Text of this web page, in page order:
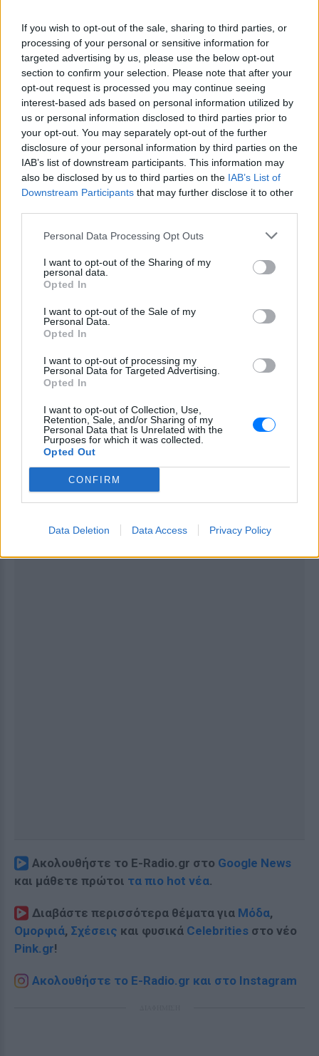
If you wish to opt-out of the sale, sharing to third parties, or
processing of your personal or sensitive information for
targeted advertising by us, please use the below opt-out
section to confirm your selection. Please note that after your
opt-out request is processed you may continue seeing
interest-based ads based on personal information utilized by
us or personal information disclosed to third parties prior to
your opt-out. You may separately opt-out of the further
disclosure of your personal information by third parties on the
IAB’s list of downstream participants. This information may
also be disclosed by us to third parties on the IAB’s List of
Downstream Participants that may further disclose it to other
Personal Data Processing Opt Outs
I want to opt-out of the Sharing of my
personal data.
Opted In
I want to opt-out of the Sale of my
Personal Data.
Opted In
I want to opt-out of processing my
Personal Data for Targeted Advertising.
Opted In
I want to opt-out of Collection, Use,
Retention, Sale, and/or Sharing of my
Personal Data that Is Unrelated with the
Purposes for which it was collected.
Opted Out
CONFIRM
Data Deletion Data Access Privacy Policy
[ΠΗΓΗ]
Ακολουθήστε το E-Radio.gr στο Google News
και μάθετε πρώτοι τα πιο hot νέα.
Διαβάστε περισσότερα θέματα για Μόδα,
Ομορφιά, Σχέσεις και φυσικά Celebrities στο νέο
Pink.gr!
Ακολουθήστε το E-Radio.gr και στο Instagram